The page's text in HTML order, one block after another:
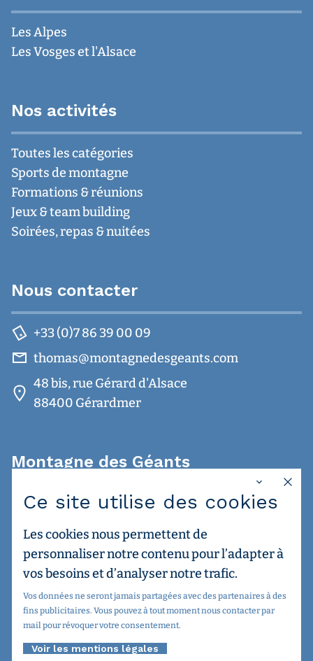
Les Alpes
Les Vosges et l'Alsace
Nos activités
Toutes les catégories
Sports de montagne
Formations & réunions
Jeux & team building
Soirées, repas & nuitées
Nous contacter
+33 (0)7 86 39 00 09
thomas@montagnedesgeants.com
48 bis, rue Gérard d'Alsace
88400 Gérardmer
Montagne des Géants
Accueil
Mentions légales
Découvrir les activités
Le Mag des Géants
C.G.U.
Créer mon séminaire
Nos partenaires et amis
Ce site utilise des cookies
Les cookies nous permettent de
personnaliser notre contenu pour l’adapter à
vos besoins et d’analyser notre trafic.
Vos données ne seront jamais partagées avec des partenaires à des
fins publicitaires. Vous pouvez à tout moment nous contacter par
mail pour révoquer votre consentement.
Voir les mentions légales